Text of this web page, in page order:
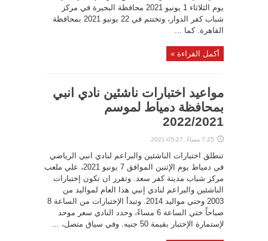
يوم الثلاثاء 1 يونيو 2021 محافظة البحيرة في مركز
شباب كفر الدوار، وتختتم في 22 يونيو 2021 بمحافظة
القاهرة. كما ...
أكمل القراءة »
مواعيد اختبارات ناشئين نادي انبي
بمحافظة دمياط لموسم
2022/2021
7:25 مساءً ,27-05-2021
تنطلق اختبارات الناشئين والبراعم لنادي انبي الرياضي
في دمياط يوم الإثنين الموافق 7 يونيو 2021، علي ملعب
مركز شباب مدينة كفر سعد. وتقرر ان تكون إختبارات
الناشئين والبراعم لنادي إنبي هذا العام لمواليد من
2003 وحتي مواليد 2014. وتبدأ الإختبارات من الساعة 8
صباحاً ختي الساعة 6 مساءً، وحدد النادي سعر موحد
لإستمارة الإختبار بقيمة 50 جنيه. وفي سياق متصل، ...